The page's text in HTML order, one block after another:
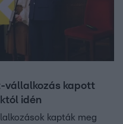
vállalkozás kapott
idén
kapták meg